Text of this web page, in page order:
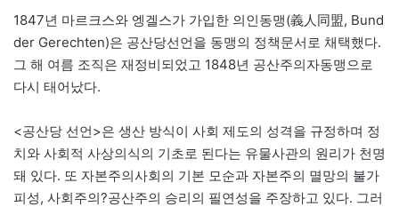
1847년 마르크스와 엥겔스가 가입한 의인동맹(義人同盟, Bund
der Gerechten)은 공산당선언을 동맹의 정책문서로 채택했다.
그 해 여름 조직은 재정비되었고 1848년 공산주의자동맹으로
다시 태어났다.
<공산당 선언>은 생산 방식이 사회 제도의 성격을 규정하며 정
치와 사회적 사상의식의 기초로 된다는 유물사관의 원리가 천명
돼 있다. 또 자본주의사회의 기본 모순과 자본주의 멸망의 불가
피성, 사회주의?공산주의 승리의 필연성을 주장하고 있다. 그러